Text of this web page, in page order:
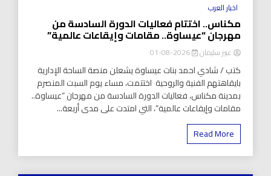
اخبار العرب
مكناس.. اختتام فعاليات الدورة السادسة من
مهرجان “عيساوة.. مقامات وإيقاعات عالمية”
عبير سليمان 2026-08-01
كتب / شادي احمد بنات عيساوة يشعلن منصة الساحة الإدارية
بايقاهتهم الفنية والروحية اختتمت، مساء يوم السبت المنصرم
بمدينة مكناس، فعاليات الدورة السادسة من مهرجان “عيساوة..
مقامات وإيقاعات عالمية”، التي امتدت على مدى أربعة...
Read More